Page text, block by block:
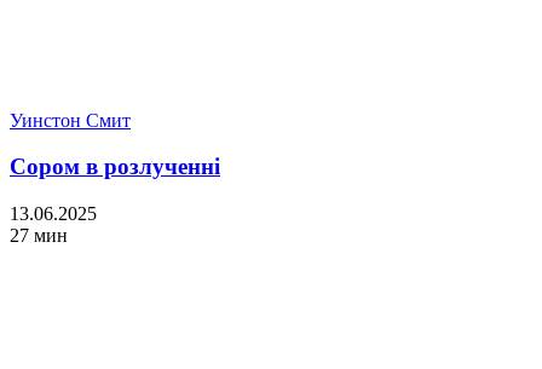
Уинстон Смит
Сором в розлученні
13.06.2025
27 мин